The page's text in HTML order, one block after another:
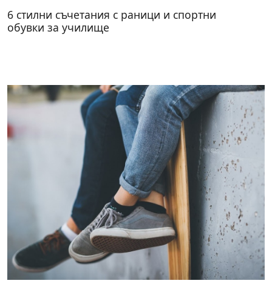
6 стилни съчетания с раници и спортни
обувки за училище